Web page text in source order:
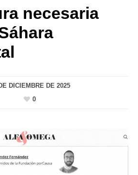
necesaria
DICIEMBRE DE 2025
0